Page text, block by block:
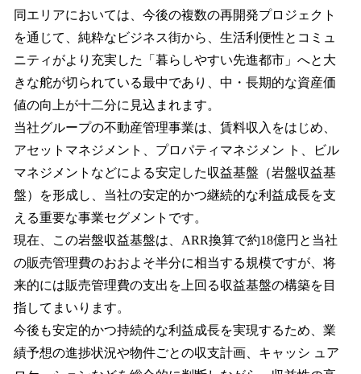
同エリアにおいては、今後の複数の再開発プロジェクト
を通じて、純粋なビジネス街から、生活利便性とコミュ
ニティがより充実した「暮らしやすい先進都市」へと大
きな舵が切られている最中であり、中・長期的な資産価
値の向上が十二分に見込まれます。
当社グループの不動産管理事業は、賃料収入をはじめ、
アセットマネジメント、プロパティマネジメン ト、ビル
マネジメントなどによる安定した収益基盤（岩盤収益基
盤）を形成し、当社の安定的かつ継続的な利益成長を支
える重要な事業セグメントです。
現在、この岩盤収益基盤は、ARR換算で約18億円と当社
の販売管理費のおおよそ半分に相当する規模ですが、将
来的には販売管理費の支出を上回る収益基盤の構築を目
指してまいります。
今後も安定的かつ持続的な利益成長を実現するため、業
績予想の進捗状況や物件ごとの収支計画、キャッシ ュア